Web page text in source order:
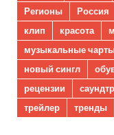
Регионы
Россия
клип
красота
музыкальные
новый сингл
рецензии
трейлер
тренды